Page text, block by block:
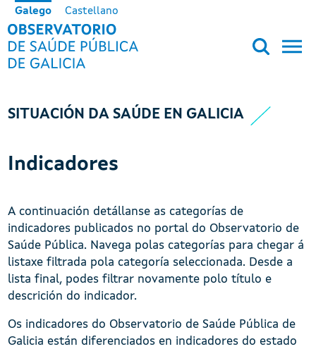
Ir o contido principal
Galego Castellano
OBSERVATORIO DE SALUD
SITUACIÓN DA SAÚDE EN GALICIA
Indicadores
A continuación detállanse as categorías de
indicadores publicados no portal do Observatorio de
Saúde Pública. Navega polas categorías para chegar á
listaxe filtrada pola categoría seleccionada. Desde a
lista final, podes filtrar novamente polo título e
descrición do indicador.
Os indicadores do Observatorio de Saúde Pública de
Galicia están diferenciados en indicadores do estado